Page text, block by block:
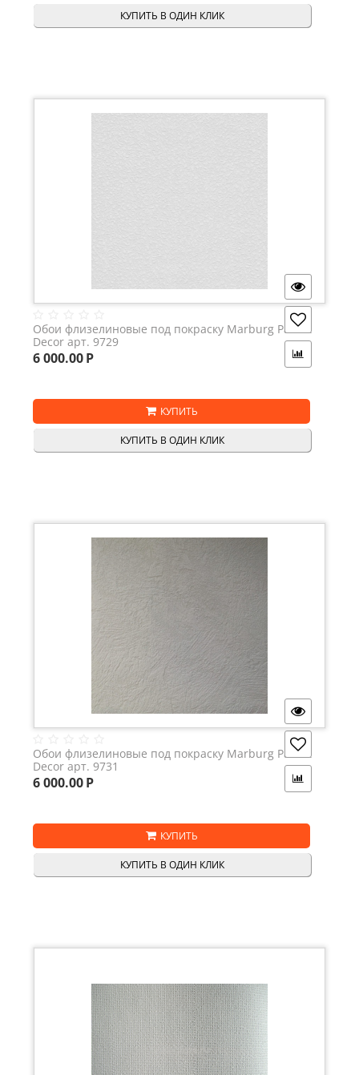
КУПИТЬ В ОДИН КЛИК
Обои флизелиновые под покраску Marburg Patent
Decor арт. 9729
6 000.00Р
КУПИТЬ
КУПИТЬ В ОДИН КЛИК
Обои флизелиновые под покраску Marburg Patent
Decor арт. 9731
6 000.00Р
КУПИТЬ
КУПИТЬ В ОДИН КЛИК